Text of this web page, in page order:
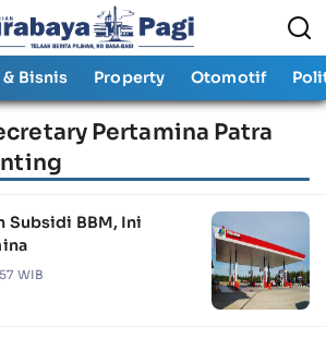
Bisnis Property Otomotif
Pertamina Patra
Subsidi BBM, Ini
WIB